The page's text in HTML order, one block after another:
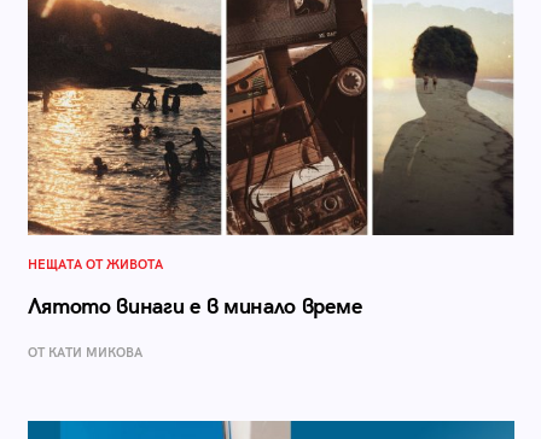
НЕЩАТА ОТ ЖИВОТА
Лятото винаги е в минало време
ОТ КАТИ МИКОВА